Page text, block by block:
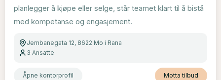
planlegger å kjøpe eller selge, står teamet klart til å bistå
med kompetanse og engasjement.
Jernbanegata 12, 8622 Mo i Rana
3 Ansatte
Åpne kontorprofil Motta tilbud